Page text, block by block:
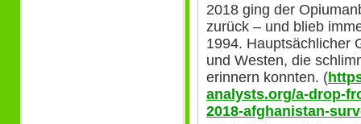
2018 ging der
zurück – und blieb
1994. Hauptsächlicher
und Westen, die
erinnern konnten. (
analysts.org/a-drop-
2018-afghanistan-